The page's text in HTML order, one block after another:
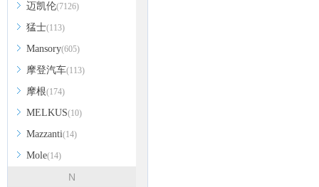
迈凯伦(7126)
猛士(113)
Mansory(605)
摩登汽车(113)
摩根(174)
MELKUS(10)
Mazzanti(14)
Mole(14)
N